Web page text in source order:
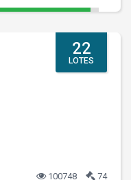
22
LOTES
100748 74